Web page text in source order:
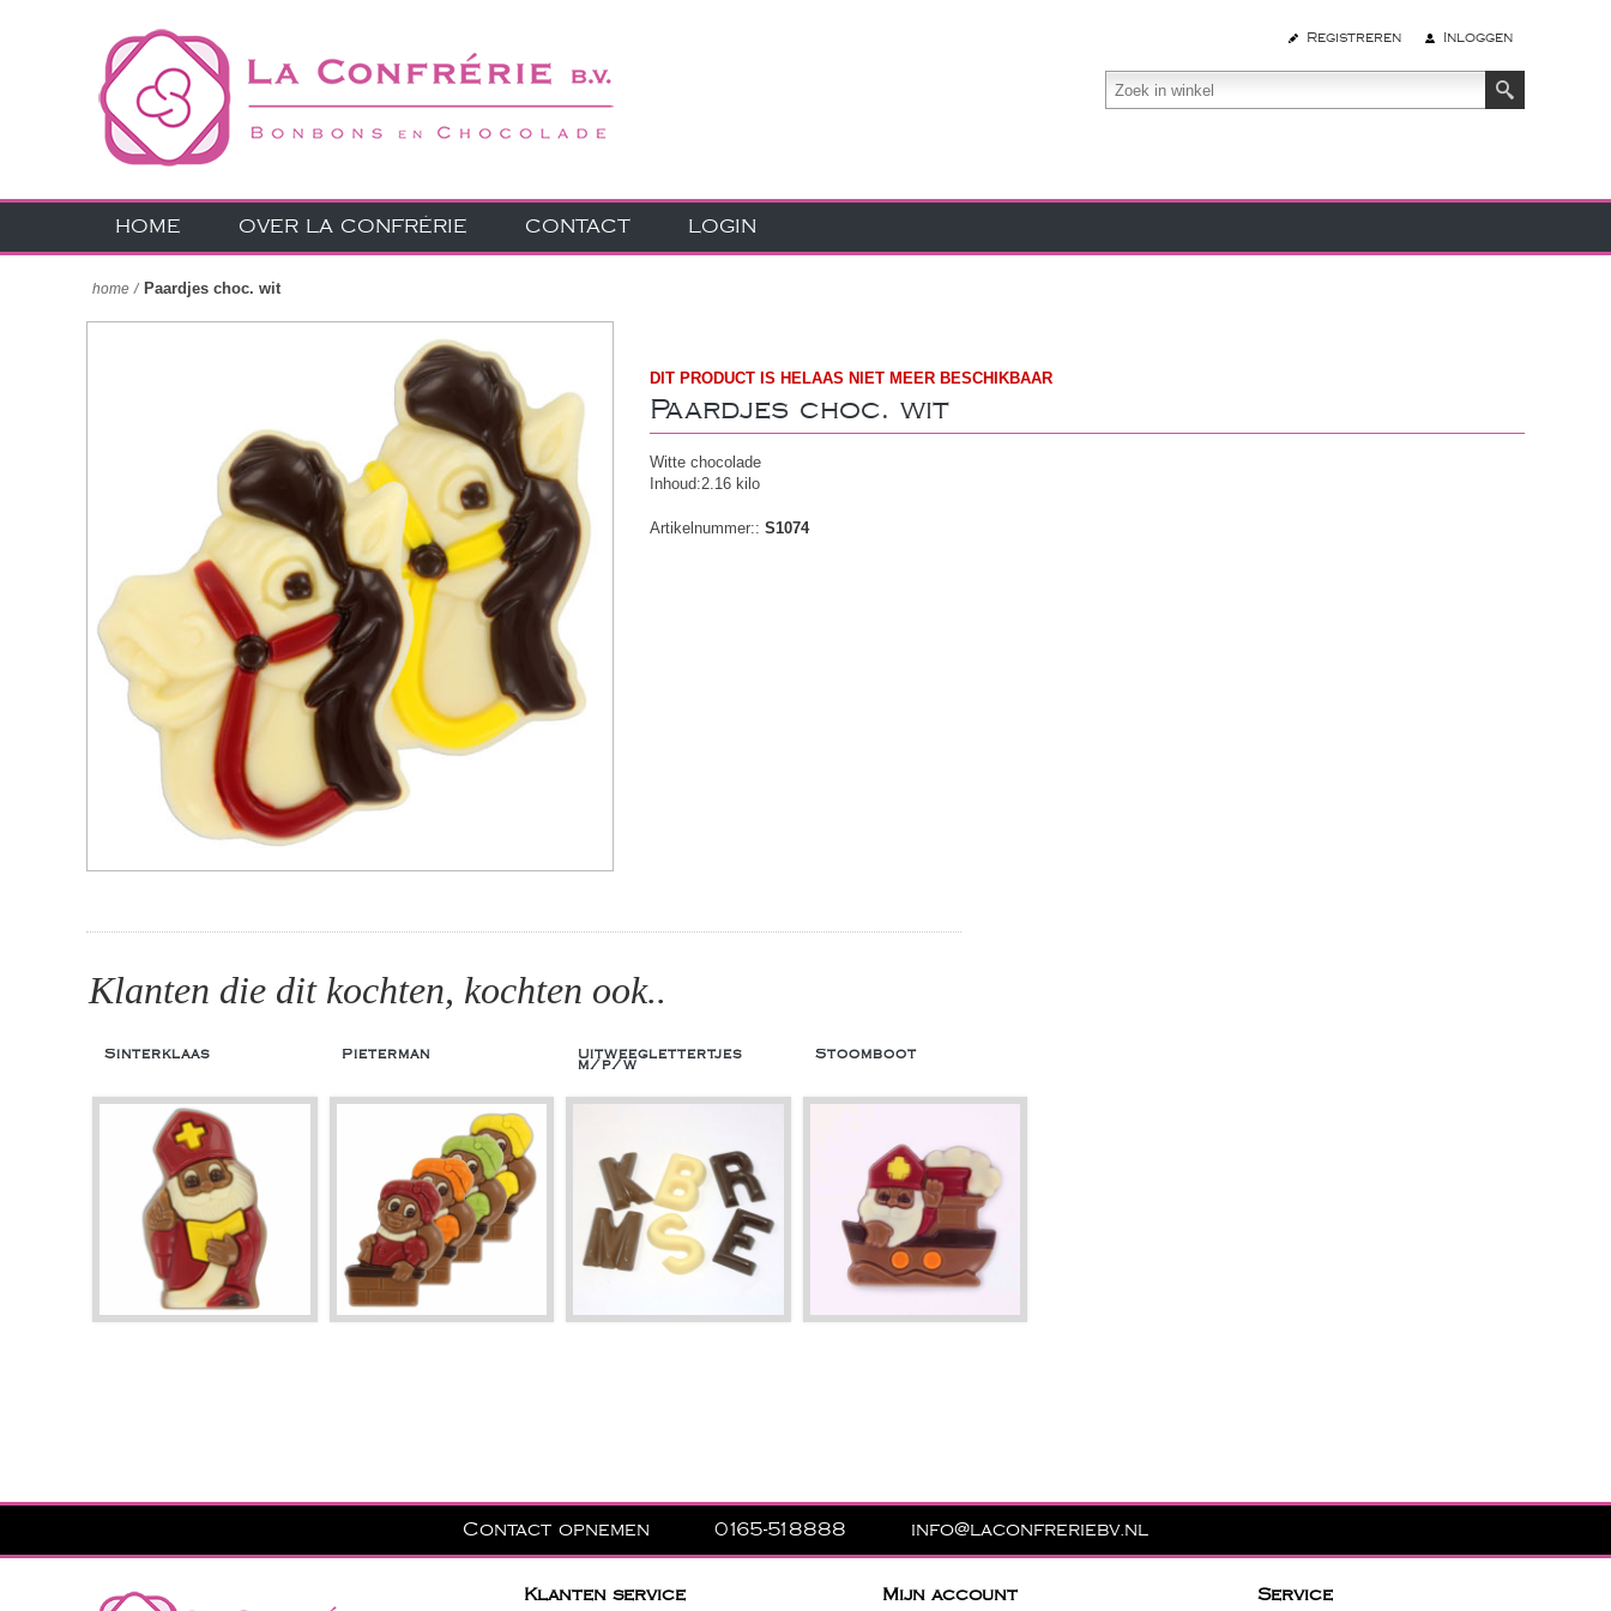
Registreren Inloggen
HOME OVER LA CONFRÉRIE CONTACT LOGIN
home / Paardjes choc. wit
DIT PRODUCT IS HELAAS NIET MEER BESCHIKBAAR
Paardjes choc. wit
Witte chocolade
Inhoud:2.16 kilo
Artikelnummer:: S1074
Klanten die dit kochten, kochten ook..
Sinterklaas Pieterman
Uitweeglettertjes
m/p/w
Stoomboot
Contact opnemen 0165-518888 info@laconfreriebv.nl
Klanten service Mijn account Service